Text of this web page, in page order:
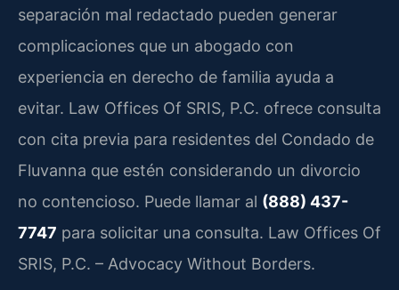
separación mal redactado pueden generar
complicaciones que un abogado con
experiencia en derecho de familia ayuda a
evitar. Law Offices Of SRIS, P.C. ofrece consulta
con cita previa para residentes del Condado de
Fluvanna que estén considerando un divorcio
no contencioso. Puede llamar al (888) 437-
7747 para solicitar una consulta. Law Offices Of
SRIS, P.C. – Advocacy Without Borders.